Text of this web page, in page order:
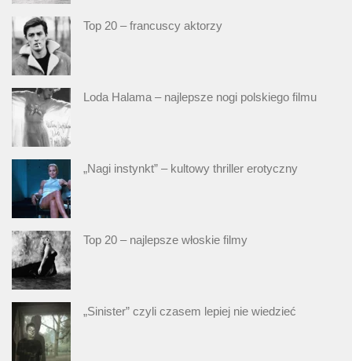
Top 20 – francuscy aktorzy
Loda Halama – najlepsze nogi polskiego filmu
„Nagi instynkt” – kultowy thriller erotyczny
Top 20 – najlepsze włoskie filmy
„Sinister” czyli czasem lepiej nie wiedzieć